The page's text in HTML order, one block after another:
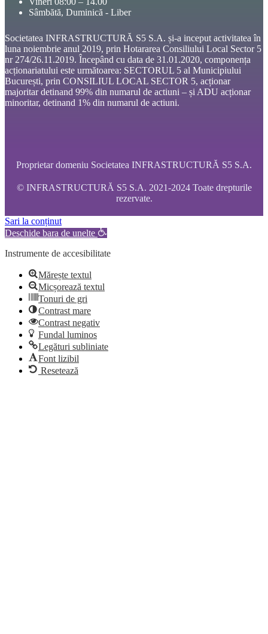
Sâmbătă, Duminică - Liber
Societatea INFRASTRUCTURĂ S5 S.A. și-a inceput activitatea în
luna noiembrie anul 2019, prin Hotararea Consiliului Local Sector 5
nr 274/26.11.2019. Începând cu data de 31.01.2020, componența
acționariatului este următoarea: SECTORUL 5 al Municipiului
București, prin CONSILIUL LOCAL SECTOR 5, acționar
majoritar detinand 99% din numarul de actiuni – și ADU acționar
minoritar, detinand 1% din numarul de actiuni.
Proprietar domeniu Societatea INFRASTRUCTURĂ S5 S.A.
© INFRASTRUCTURĂ S5 S.A. 2021-2024 Toate drepturile
rezervate.
Sari la conținut
Deschide bara de unelte
Instrumente de accesibilitate
Mărește textul
Micșorează textul
Tonuri de gri
Contrast mare
Contrast negativ
Fundal luminos
Legături subliniate
Font lizibil
Resetează